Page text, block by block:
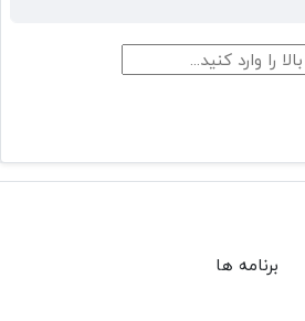
برنامه ها